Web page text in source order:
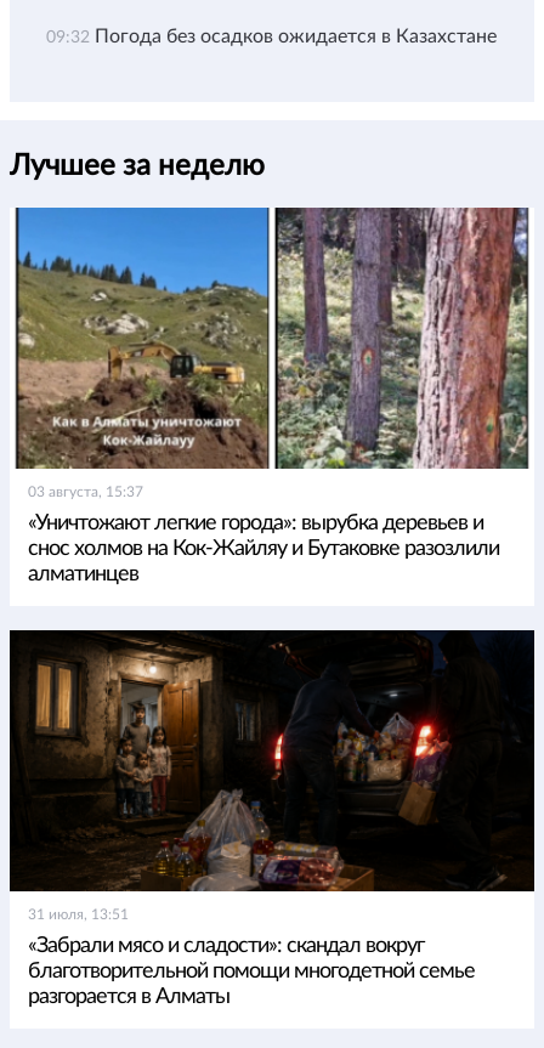
09:32 Погода без осадков ожидается в Казахстане
Лучшее за неделю
03 августа, 15:37
«Уничтожают легкие города»: вырубка деревьев и
снос холмов на Кок-Жайляу и Бутаковке разозлили
алматинцев
31 июля, 13:51
«Забрали мясо и сладости»: скандал вокруг
благотворительной помощи многодетной семье
разгорается в Алматы